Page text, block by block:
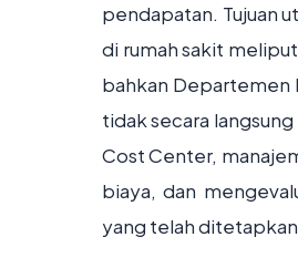
pendapatan. Tujuan
di rumah sakit
bahkan Departemen
tidak secara
Cost Center,
biaya, dan
yang telah